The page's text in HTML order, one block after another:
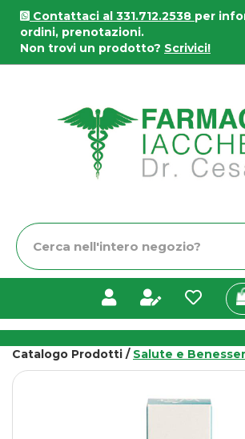
Passa
contenuto
principale
Contattaci al 331.712.2538 per
ordini, prenotazioni.
Non trovi un prodotto? Scrivici!
Cerca
Prodotto
Catalogo Prodotti / Salute e